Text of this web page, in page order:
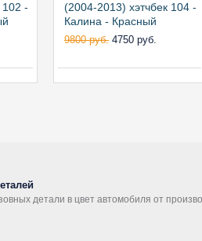
102 -
(2004-2013) хэтчбек 104 -
Калина - Красный
9800 руб. 4750 руб.
детали в цвет автомобиля от